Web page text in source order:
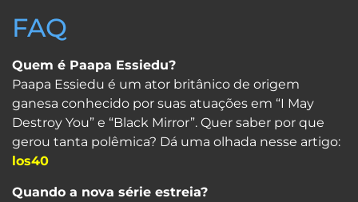
FAQ
Quem é Paapa Essiedu?
Paapa Essiedu é um ator britânico de origem
ganesa conhecido por suas atuações em “I May
Destroy You” e “Black Mirror”. Quer saber por que
gerou tanta polêmica? Dá uma olhada nesse artigo:
los40
Quando a nova série estreia?